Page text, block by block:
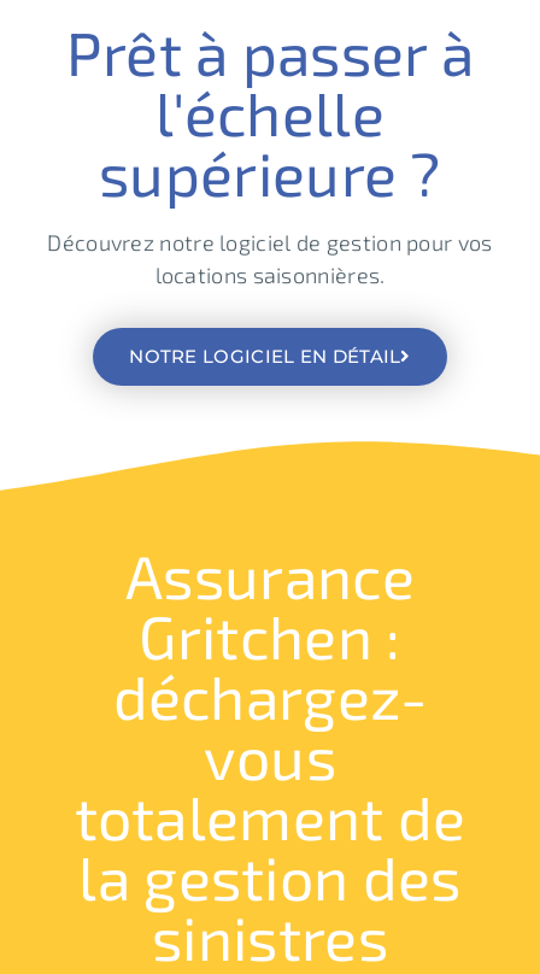
Prêt à passer à
l'échelle
supérieure ?
Découvrez notre logiciel de gestion pour vos
locations saisonnières.
NOTRE LOGICIEL EN DÉTAIL
Assurance
Gritchen :
déchargez-
vous
totalement de
la gestion des
sinistres